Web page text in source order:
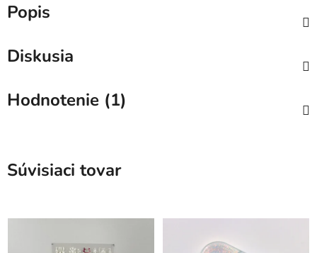
Popis
Diskusia
Hodnotenie (1)
Súvisiaci tovar